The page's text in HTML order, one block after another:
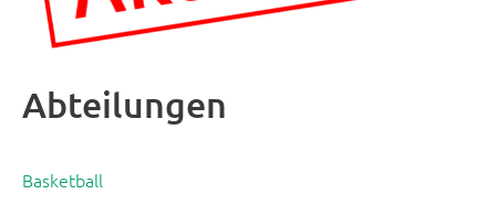
Abteilungen
Basketball